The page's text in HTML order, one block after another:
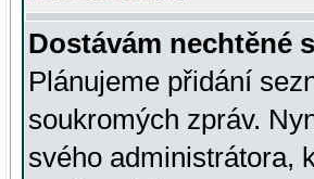
Dostávám nechtěné
Plánujeme přidání
soukromých zpráv.
svého administrátora,